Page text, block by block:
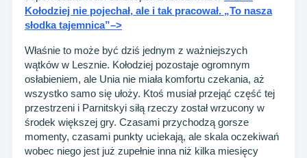
Kołodziej nie pojechał, ale i tak pracował. „To nasza
słodka tajemnica”–>
Właśnie to może być dziś jednym z ważniejszych
wątków w Lesznie. Kołodziej pozostaje ogromnym
osłabieniem, ale Unia nie miała komfortu czekania, aż
wszystko samo się ułoży. Ktoś musiał przejąć część tej
przestrzeni i Parnitskyi siłą rzeczy został wrzucony w
środek większej gry. Czasami przychodzą gorsze
momenty, czasami punkty uciekają, ale skala oczekiwań
wobec niego jest już zupełnie inna niż kilka miesięcy